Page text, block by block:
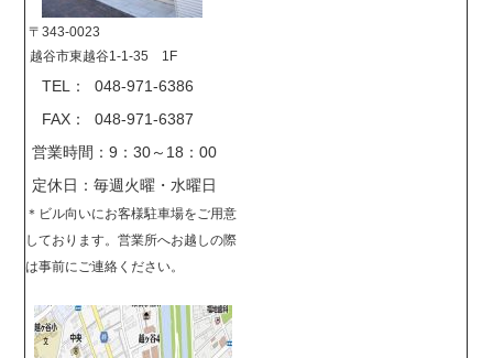
〒343-0023
越谷市東越谷1-1-35 1F
TEL： 048-971-6386
FAX： 048-971-6387
営業時間：9：30～18：00
定休日：毎週火曜・水曜日
＊ ビル向いにお客様駐車場をご用意
しております。営業所へお越しの際
は事前に ご連絡ください。